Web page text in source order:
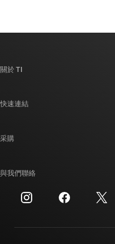
關於 TI
投資人關系
製造
快速連結
交互參考搜索
客戶支援中心
采購
訂購 FAQ
與我們聯絡